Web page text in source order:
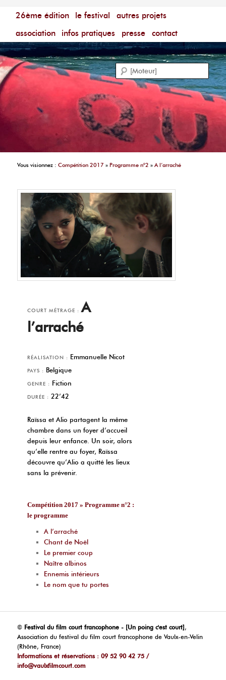
Menu principal
aller au contenu principal
aller au contenu secondaire
26ème édition le festival
autres projets
association
infos pratiques presse contact
Festival du Film Court Francophone – [Un poing c'est
Vous visionnez :Compétition 2017 »Programme n°2 »A l’arraché
COURT MÉTRAGE :A
l’arraché
RÉALISATION : Emmanuelle Nicot
PAYS : Belgique
GENRE : Fiction
DURÉE : 22’42
Raïssa et Alio partagent la même
chambre dans un foyer d’accueil
depuis leur enfance. Un soir, alors
qu’elle rentre au foyer, Raïssa
découvre qu’Alio a quitté les lieux
sans la prévenir.
Compétition 2017 » Programme n°2 :
le programme
A l’arraché
Chant de Noël
Le premier coup
Naître albinos
Ennemis intérieurs
Le nom que tu portes
© Festival du film court francophone - [Un poing c'est court],
Association du festival du film court francophone de Vaulx-en-Velin
(Rhône, France)
Informations et réservations : 09 52 90 42 75 /
info@vaulxfilmcourt.com